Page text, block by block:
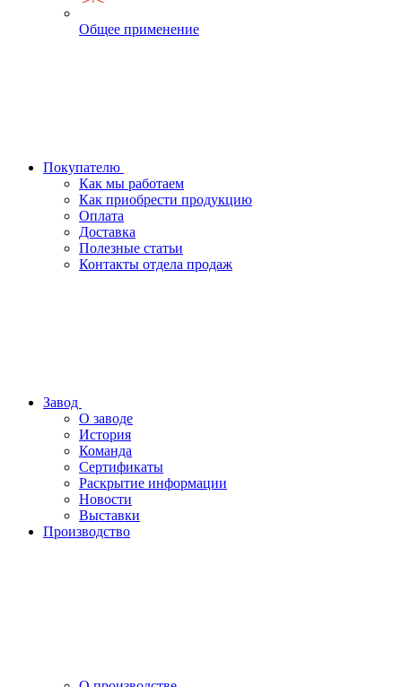
Общее применение
Покупателю
Как мы работаем
Как приобрести продукцию
Оплата
Доставка
Полезные статьи
Контакты отдела продаж
Завод
О заводе
История
Команда
Сертификаты
Раскрытие информации
Новости
Выставки
Производство